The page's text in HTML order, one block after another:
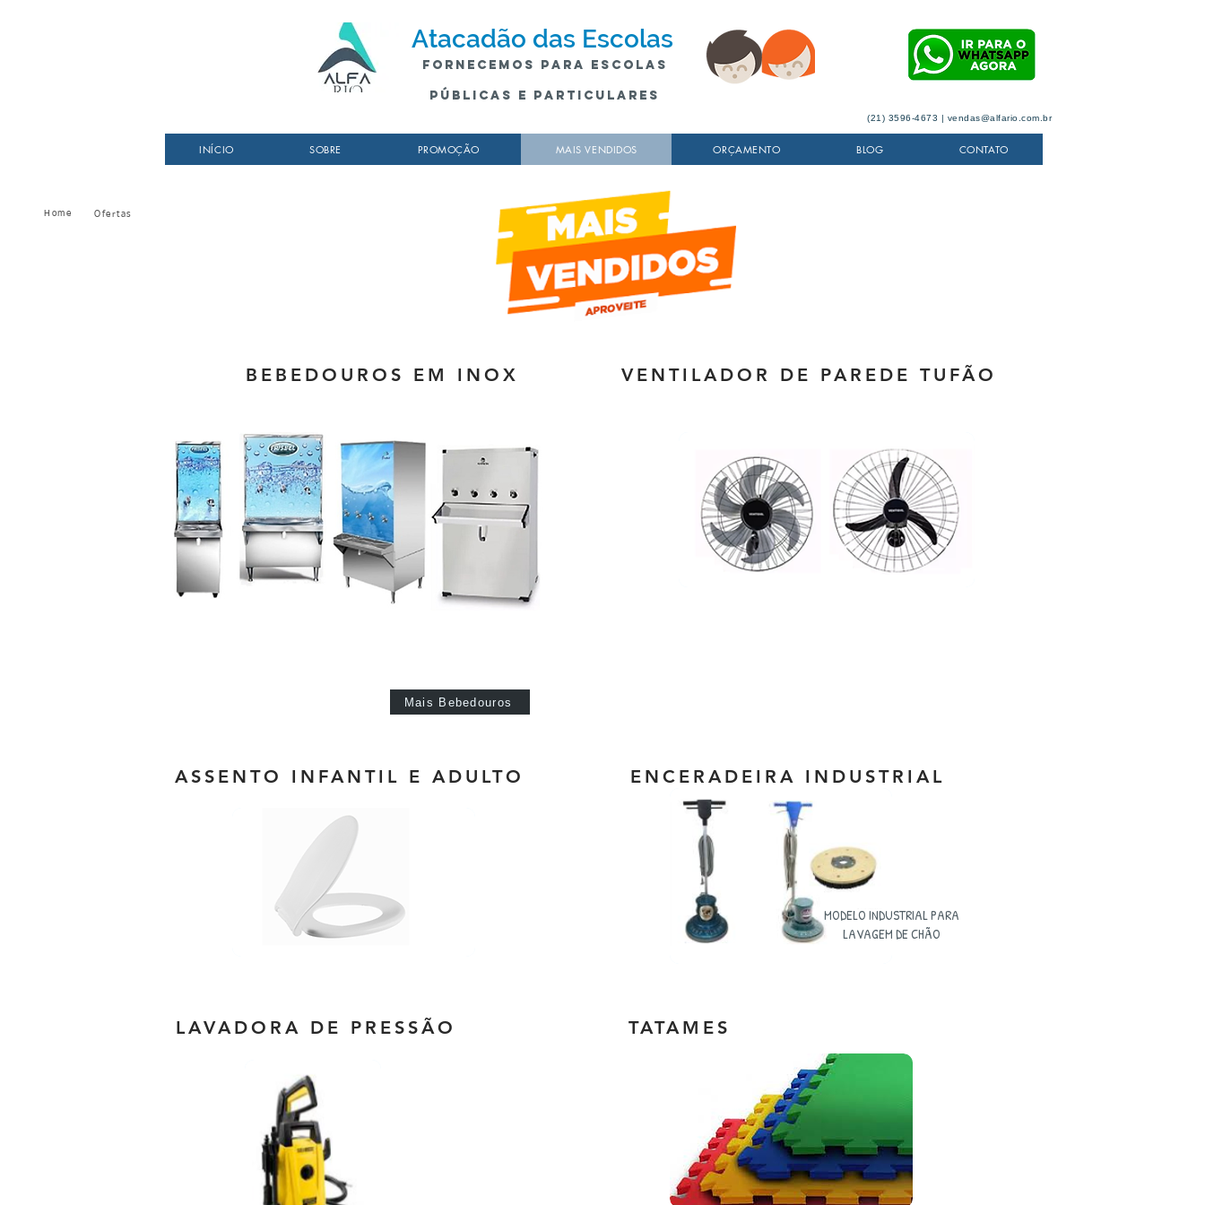
fornecemos para escolas
Atacadão das Escolas
públicas e particulares
(21) 3596-4673 | vendas@alfario.com.br
INÍCIO SOBRE PROMOÇÃO MAIS VENDIDOS ORÇAMENTO BLOG CONTATO
Home Ofertas
BEBEDOUROS EM INOX VENTILADOR DE PAREDE TUFÃO
Mais Bebedouros
ASSENTO INFANTIL E ADULTO ENCERADEIRA INDUSTRIAL
MODELO INDUSTRIAL PARA
LAVAGEM DE CHÃO
LAVADORA DE PRESSÃO TATAMES